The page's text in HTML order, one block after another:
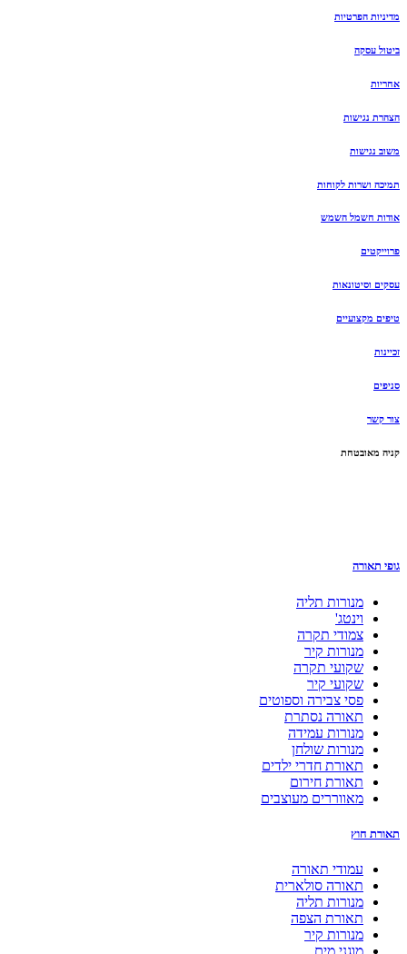
מדיניות הפרטיות
ביטול עסקה
אחריות
הצהרת נגישות
משוב נגישות
תמיכה ושרות לקוחות
אודות חשמל השמש
פרוייקטים
עסקים וסיטונאות
טיפים מקצועיים
זכיינות
סניפים
צור קשר
קניה מאובטחת
גופי תאורה
מנורות תליה
וינטג'
צמודי תקרה
מנורות קיר
שקועי תקרה
שקועי קיר
פסי צבירה וספוטים
תאורה נסתרת
מנורות עמידה
מנורות שולחן
תאורת חדרי ילדים
תאורת חירום
מאווררים מעוצבים
תאורת חוץ
עמודי תאורה
תאורה סולארית
מנורות תליה
תאורת הצפה
מנורות קיר
מוגני מים